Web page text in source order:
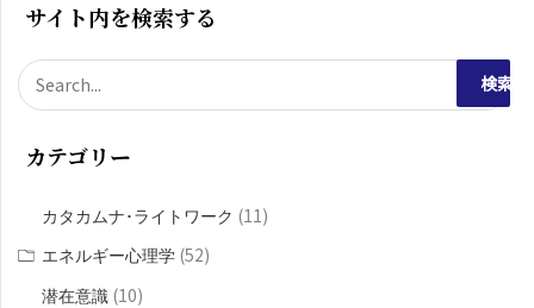
サイト内を検索する
検
対
カテゴリー
カタカムナ･ライトワーク (11)
エネルギー心理学 (52)
潜在意識 (10)